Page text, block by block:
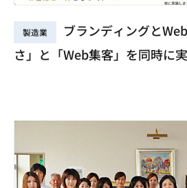
製造業
ブランディングと
さ」と「Web集客」を同時に